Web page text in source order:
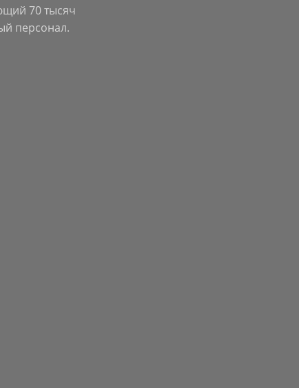
70 тысяч
персонал.